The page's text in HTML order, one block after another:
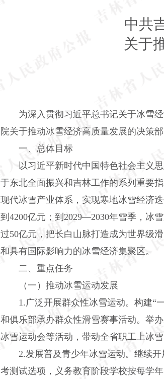
中共
关于推
为深入贯彻习近平总书记关于冰雪经
院关于推动冰雪经济高质量发展的决策
一、总体目标
以习近平新时代中国特色社会主义思
于东北全面振兴和吉林工作的系列重要
现代冰雪产业体系，实现寒地冰雪经济
到4200亿元；到2029—2030年雪季，冰
过50亿元，把长白山脉打造成为世界级
和具有国际影响力的冰雪经济集聚区。
二、重点任务
（一）推动冰雪运动发展
1.广泛开展群众性冰雪运动。构建“一
和俱乐部承办群众性滑雪赛事活动。举
冰雪运动会等活动，带动全省职工上冰
2.发展普及青少年冰雪运动。继续开
考测试选项，义务教育阶段学校按每学